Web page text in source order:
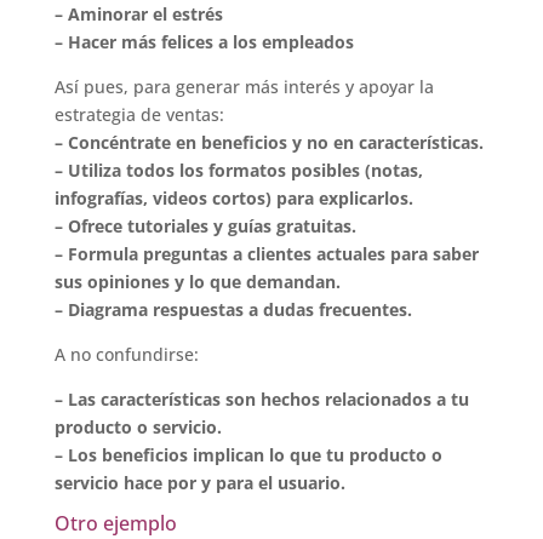
– Aminorar el estrés
– Hacer más felices a los empleados
Así pues, para generar más interés y apoyar la
estrategia de ventas:
– Concéntrate en beneficios y no en características.
– Utiliza todos los formatos posibles (notas,
infografías, videos cortos) para explicarlos.
– Ofrece tutoriales y guías gratuitas.
– Formula preguntas a clientes actuales para saber
sus opiniones y lo que demandan.
– Diagrama respuestas a dudas frecuentes.
A no confundirse:
– Las características son hechos relacionados a tu
producto o servicio.
– Los beneficios implican lo que tu producto o
servicio hace por y para el usuario.
Otro ejemplo